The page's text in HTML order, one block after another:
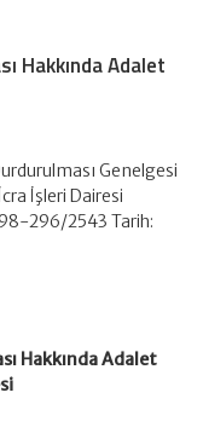
Hakkında Adalet
Genelgesi
İşleri Dairesi
296/2543 Tarih:
Hakkında Adalet